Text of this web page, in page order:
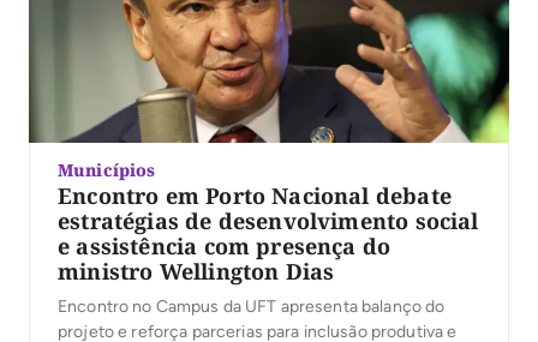
Municípios
Encontro em Porto Nacional debate
estratégias de desenvolvimento social
e assistência com presença do
ministro Wellington Dias
Encontro no Campus da UFT apresenta balanço do
projeto e reforça parcerias para inclusão produtiva e